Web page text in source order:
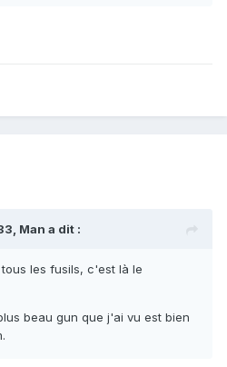
Man a dit :
les fusils, c'est là le
beau gun que j'ai vu est bien